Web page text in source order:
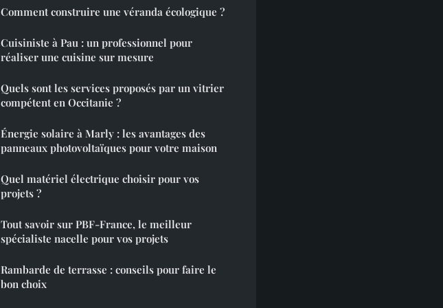
Comment construire une véranda écologique ?
Cuisiniste à Pau : un professionnel pour
réaliser une cuisine sur mesure
Quels sont les services proposés par un vitrier
compétent en Occitanie ?
Énergie solaire à Marly : les avantages des
panneaux photovoltaïques pour votre maison
Quel matériel électrique choisir pour vos
projets ?
Tout savoir sur PBF-France, le meilleur
spécialiste nacelle pour vos projets
Rambarde de terrasse : conseils pour faire le
bon choix